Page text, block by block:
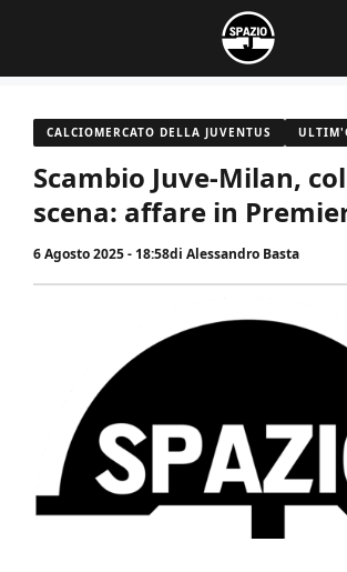
contenuto
CALCIOMERCATO DELLA JUVENTUS
Scambio Juve-Milan,
scena: affare in
6 Agosto 2025 - 18:58di Alessandro Basta